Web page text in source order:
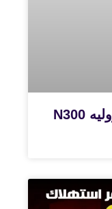
طرق فعالة لتقسيط شيفروليه N300